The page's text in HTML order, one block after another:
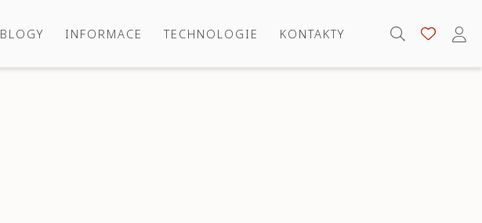
BLOGY INFORMACE TECHNOLOGIE KONTAKTY